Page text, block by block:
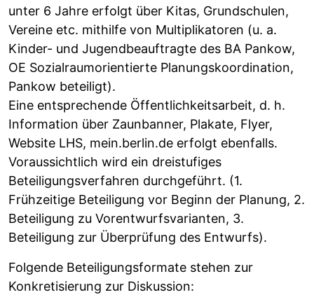
unter 6 Jahre erfolgt über Kitas, Grundschulen,
Vereine etc. mithilfe von Multiplikatoren (u. a.
Kinder- und Jugendbeauftragte des BA Pankow,
OE Sozialraumorientierte Planungskoordination,
Pankow beteiligt).
Eine entsprechende Öffentlichkeitsarbeit, d. h.
Information über Zaunbanner, Plakate, Flyer,
Website LHS, mein.berlin.de erfolgt ebenfalls.
Voraussichtlich wird ein dreistufiges
Beteiligungsverfahren durchgeführt. (1.
Frühzeitige Beteiligung vor Beginn der Planung, 2.
Beteiligung zu Vorentwurfsvarianten, 3.
Beteiligung zur Überprüfung des Entwurfs).
Folgende Beteiligungsformate stehen zur
Konkretisierung zur Diskussion: